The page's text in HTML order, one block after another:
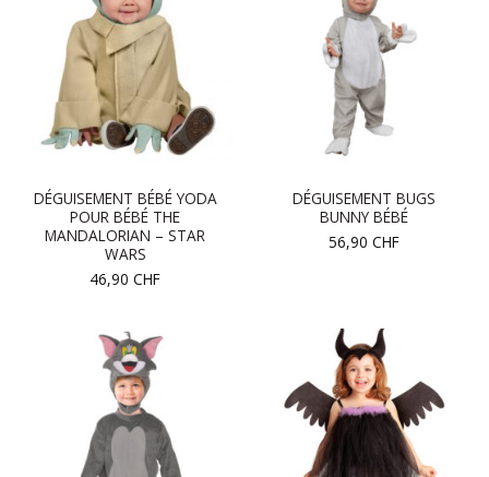
DÉGUISEMENT BÉBÉ YODA
POUR BÉBÉ THE
MANDALORIAN – STAR
WARS
46,90 CHF
DÉGUISEMENT BUGS
BUNNY BÉBÉ
56,90 CHF